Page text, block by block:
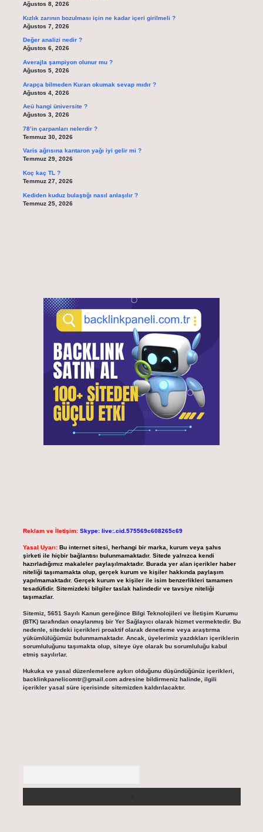
Ağustos 8, 2026
Kızlık zarının bozulması için ne kadar içeri girilmeli ?
Ağustos 7, 2026
Değer analizi nedir ?
Ağustos 6, 2026
Averajla şampiyon olunur mu ?
Ağustos 5, 2026
Arapça bilmeden Kuran okumak sevap mıdır ?
Ağustos 4, 2026
Aeü hangi üniversite ?
Ağustos 3, 2026
78’in çarpanları nelerdir ?
Temmuz 30, 2026
Varis ağrısına kantaron yağı iyi gelir mi ?
Temmuz 29, 2026
Koç kaç TL ?
Temmuz 27, 2026
Kediden kuduz bulaştığı nasıl anlaşılır ?
Temmuz 25, 2026
Reklam ve İletişim: Skype: live:.cid.575569c608265c69
Yasal Uyarı: Bu internet sitesi, herhangi bir marka, kurum veya şahıs
şirketi ile hiçbir bağlantısı bulunmamaktadır. Sitede yalnızca kendi
hazırladığımız makaleler paylaşılmaktadır. Burada yer alan içerikler haber
niteliği taşımamakta olup, gerçek kurum ve kişiler hakkında paylaşım
yapılmamaktadır. Gerçek kurum ve kişiler ile isim benzerlikleri tamamen
tesadüfidir. Sitemizdeki bilgiler taslak halindedir ve tavsiye niteliği
taşımazlar.
Sitemiz, 5651 Sayılı Kanun gereğince Bilgi Teknolojileri ve İletişim Kurumu
(BTK) tarafından onaylanmış bir Yer Sağlayıcı olarak hizmet vermektedir. Bu
nedenle, sitedeki içerikleri proaktif olarak denetleme veya araştırma
yükümlülüğümüz bulunmamaktadır. Ancak, üyelerimiz yazdıkları içeriklerin
sorumluluğunu taşımakta olup, siteye üye olarak bu sorumluluğu kabul
etmiş sayılırlar.
Hukuka ve yasal düzenlemelere aykırı olduğunu düşündüğünüz içerikleri,
backlinkpanelicomtr@gmail.comadresine bildirmeniz halinde, ilgili
içerikler yasal süre içerisinde sitemizden kaldırılacaktır.